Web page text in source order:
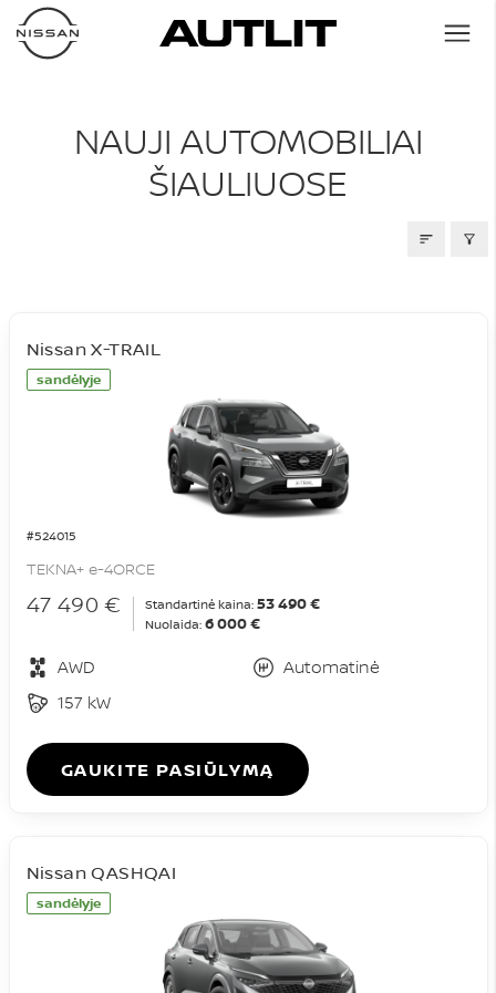
NAUJI AUTOMOBILIAI
NAUJI AUTOMOBILIAI
ŠIAULIUOSE
sandėlyje
#524015
Nissan X-TRAIL
TEKNA+ e-4ORCE
47 490 € Standartinė kaina: 53 490 €
Nuolaida: 6 000 €
AWD
Automatinė
157 kW
GAUKITE PASIŪLYMĄ
sandėlyje
Nissan QASHQAI